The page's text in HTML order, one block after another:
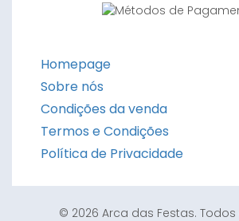
Homepage
Sobre nós
Condições da venda
Termos e Condições
Política de Privacidade
© 2026 Arca das Festas.